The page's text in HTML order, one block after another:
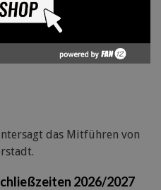
das Mitführen von
2026/2027